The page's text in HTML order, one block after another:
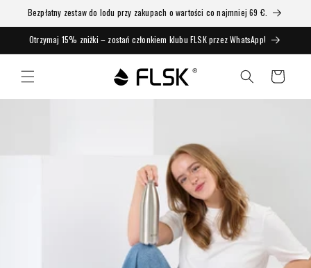
Bezpłatny zestaw do lodu przy zakupach o wartości co najmniej 69 €.
Otrzymaj 15% zniżki – zostań członkiem klubu FLSK przez WhatsApp!
Koszyk